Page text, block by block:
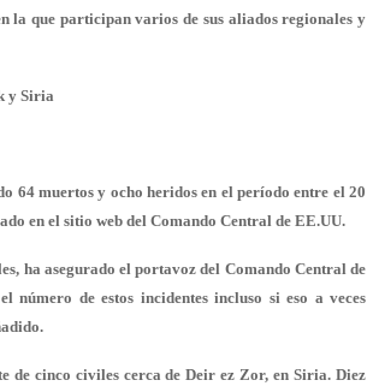
la que participan varios de sus aliados regionales y
y Siria
64 muertos y ocho heridos en el período entre el 20
en el sitio web del Comando Central de EE.UU.
, ha asegurado el portavoz del Comando Central de
de estos incidentes incluso si eso a veces
de cinco civilescerca de Deir ez Zor, en Siria. Diez